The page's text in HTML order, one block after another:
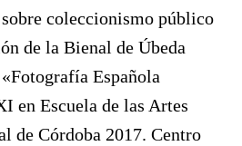
coleccionismo público
de la Bienal de Úbeda
Española
en Escuela de las Artes
de Córdoba 2017. Centro